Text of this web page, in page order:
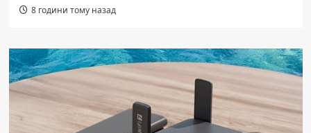
8 години тому назад